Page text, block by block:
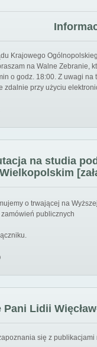
Krajowego
na Walne Zebranie,
o godz. 18:00. Z uwagi
zdalnie przy użyciu
na studia
o trwającej na
publicznych
Pani Lidii
się z